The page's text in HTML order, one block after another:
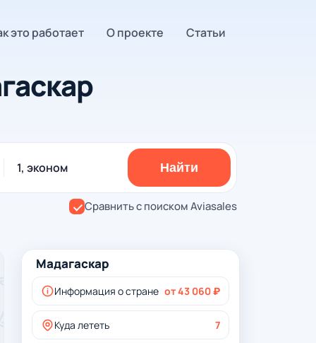
это работает О проекте Статьи
1, эконом Найти
Сравнить с поиском Aviasales
Мадагаскар
Информация о стране от 43 060 ₽
Куда лететь 7